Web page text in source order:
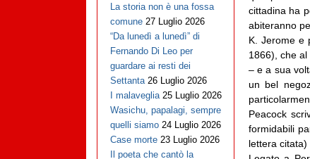
cittadina ha
abiteranno
K. Jerome e
1866), che
– e a sua
un bel
Peacock
formidabili
lettera
La storia non è una fossa
comune 27 Luglio 2026
“Da lunedì a lunedì” di
Fernando Di Leo per
guardare ai resti dei
Settanta 26 Luglio 2026
I malaveglia 25 Luglio 2026
Wasichu, papalagi, sempre
quelli siamo 24 Luglio 2026
Case morte 23 Luglio 2026
Il poeta che cantò la